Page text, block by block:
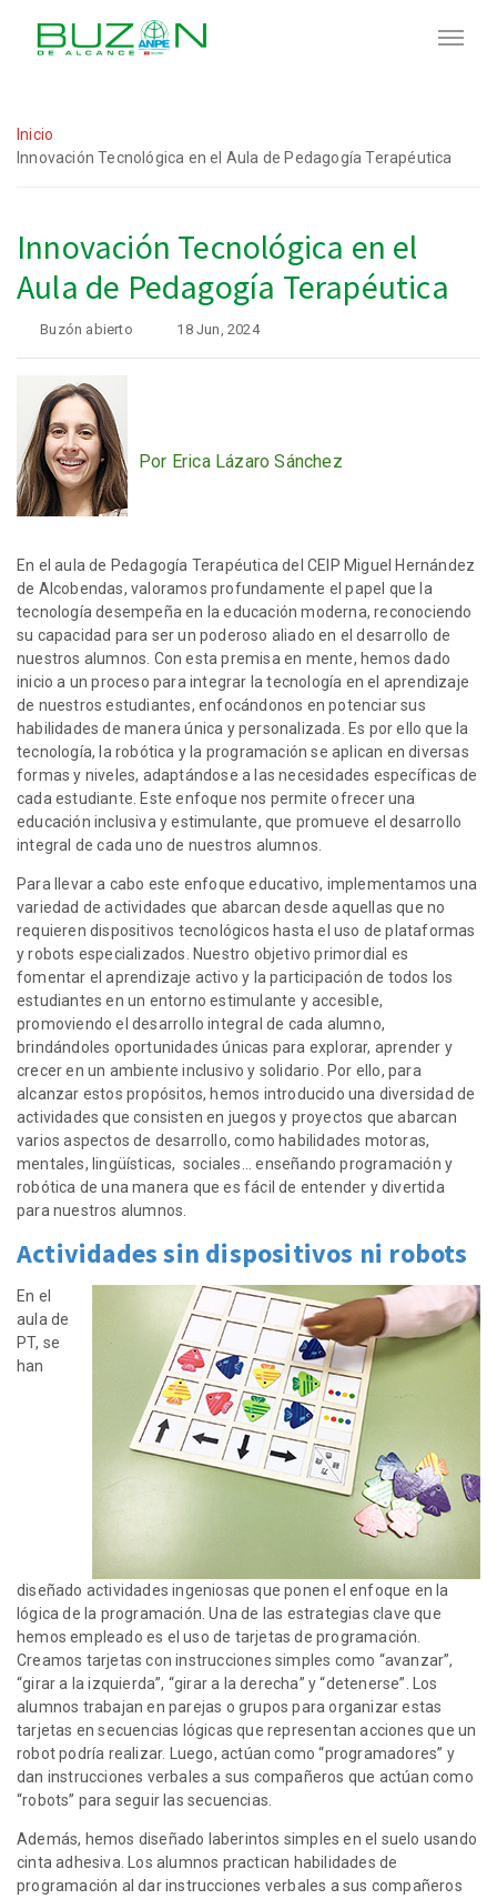
Inicio
Innovación Tecnológica en el Aula de Pedagogía Terapéutica
Innovación Tecnológica en el
Aula de Pedagogía Terapéutica
Buzón abierto 18 Jun, 2024
Por Erica Lázaro Sánchez
En el aula de Pedagogía Terapéutica del CEIP Miguel Hernández
de Alcobendas, valoramos profundamente el papel que la
tecnología desempeña en la educación moderna, reconociendo
su capacidad para ser un poderoso aliado en el desarrollo de
nuestros alumnos. Con esta premisa en mente, hemos dado
inicio a un proceso para integrar la tecnología en el aprendizaje
de nuestros estudiantes, enfocándonos en potenciar sus
habilidades de manera única y personalizada. Es por ello que la
tecnología, la robótica y la programación se aplican en diversas
formas y niveles, adaptándose a las necesidades específicas de
cada estudiante. Este enfoque nos permite ofrecer una
educación inclusiva y estimulante, que promueve el desarrollo
integral de cada uno de nuestros alumnos.
Para llevar a cabo este enfoque educativo, implementamos una
variedad de actividades que abarcan desde aquellas que no
requieren dispositivos tecnológicos hasta el uso de plataformas
y robots especializados. Nuestro objetivo primordial es
fomentar el aprendizaje activo y la participación de todos los
estudiantes en un entorno estimulante y accesible,
promoviendo el desarrollo integral de cada alumno,
brindándoles oportunidades únicas para explorar, aprender y
crecer en un ambiente inclusivo y solidario. Por ello, para
alcanzar estos propósitos, hemos introducido una diversidad de
actividades que consisten en juegos y proyectos que abarcan
varios aspectos de desarrollo, como habilidades motoras,
mentales, lingüísticas, sociales... enseñando programación y
robótica de una manera que es fácil de entender y divertida
para nuestros alumnos.
Actividades sin dispositivos ni robots
En el
aula de
PT, se
han
diseñado actividades ingeniosas que ponen el enfoque en la
lógica de la programación. Una de las estrategias clave que
hemos empleado es el uso de tarjetas de programación.
Creamos tarjetas con instrucciones simples como “avanzar”,
“girar a la izquierda”, “girar a la derecha” y “detenerse”. Los
alumnos trabajan en parejas o grupos para organizar estas
tarjetas en secuencias lógicas que representan acciones que un
robot podría realizar. Luego, actúan como “programadores” y
dan instrucciones verbales a sus compañeros que actúan como
“robots” para seguir las secuencias.
Además, hemos diseñado laberintos simples en el suelo usando
cinta adhesiva. Los alumnos practican habilidades de
programación al dar instrucciones verbales a sus compañeros